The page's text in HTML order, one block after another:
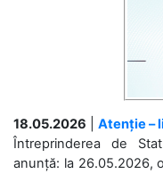
18.05.2026
Atenție –
Întreprinderea de
anunță: la 26.05.2026,